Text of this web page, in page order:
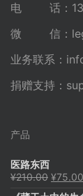
电 话：
微 信：
业务联系：
捐赠支持：
产品
医路东西
¥210.00 原
¥75.00